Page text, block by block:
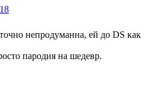
непродуманна, ей до DS как
пародия на шедевр.